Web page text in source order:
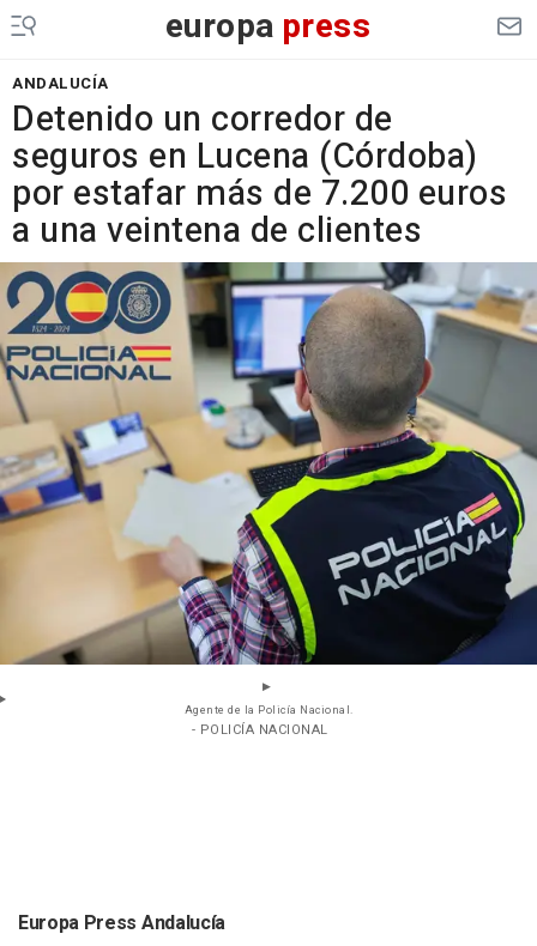
europa press
ANDALUCÍA
Detenido un corredor de
seguros en Lucena (Córdoba)
por estafar más de 7.200 euros
a una veintena de clientes
Agente de la Policía Nacional.
- POLICÍA NACIONAL
Europa Press Andalucía